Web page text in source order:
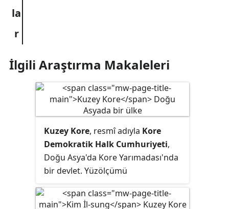
la
r
İlgili Araştırma Makaleleri
Kuzey Kore, resmî adıyla Kore
Demokratik Halk Cumhuriyeti,
Doğu Asya'da Kore Yarımadası'nda
bir devlet. Yüzölçümü